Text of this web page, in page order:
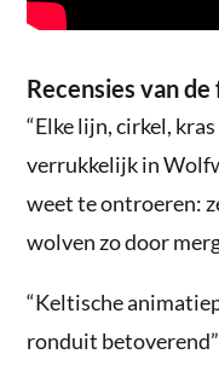
Recensies van
“Elke lijn, cirkel,
verrukkelijk in
weet te ontroeren:
wolven zo door
“Keltische
ronduit